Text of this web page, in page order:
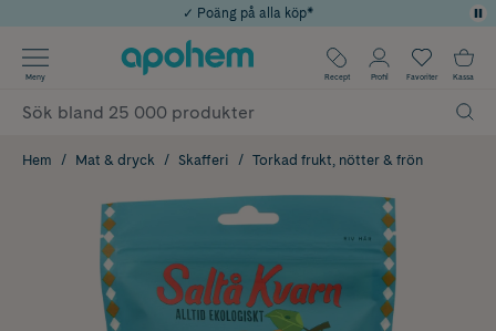
Årets Butik 2025 inom Skönhet
Använd kod: SOMMAR20 för 20% över 649kr
✓ Rådgivning från farmaceuter & hudterapeuter
✓ Poäng på alla köp*
Meny Recept Profil Favoriter Kassa
Hem Mat & dryck Skafferi Torkad frukt, nötter & frön